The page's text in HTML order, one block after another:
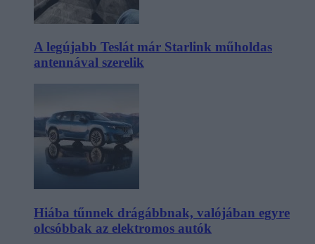
A legújabb Teslát már Starlink műholdas
antennával szerelik
Hiába tűnnek drágábbnak, valójában egyre
olcsóbbak az elektromos autók